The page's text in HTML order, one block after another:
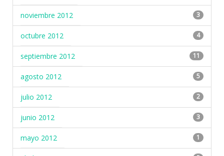
noviembre 2012 3
octubre 2012 4
septiembre 2012 11
agosto 2012 5
julio 2012 2
junio 2012 3
mayo 2012 1